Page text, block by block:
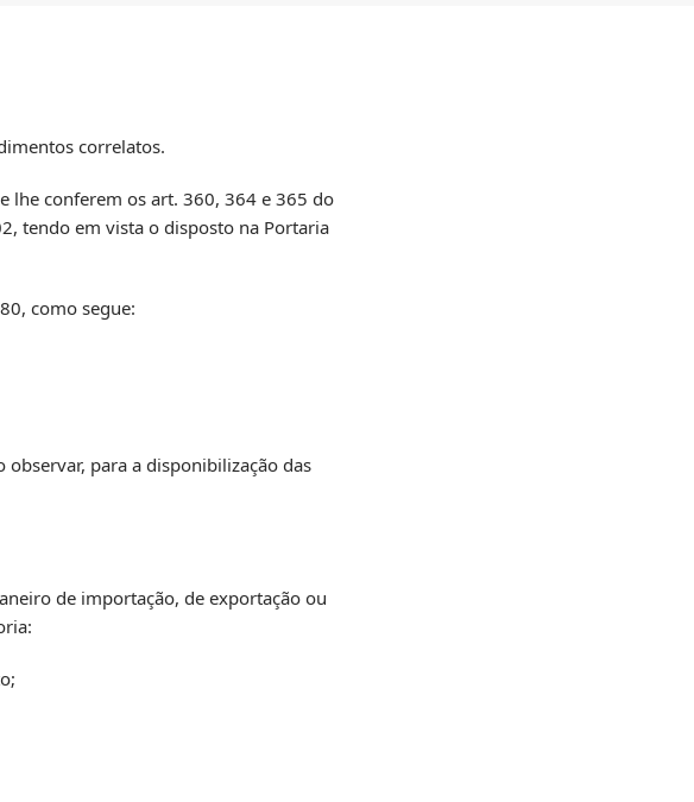
correlatos.
lhe conferem os art. 360, 364 e 365 do
tendo em vista o disposto na Portaria
como segue:
observar, para a disponibilização das
de importação, de exportação ou